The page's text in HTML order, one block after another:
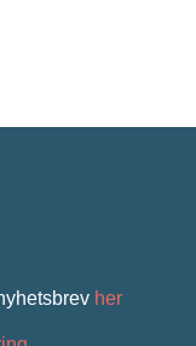
her